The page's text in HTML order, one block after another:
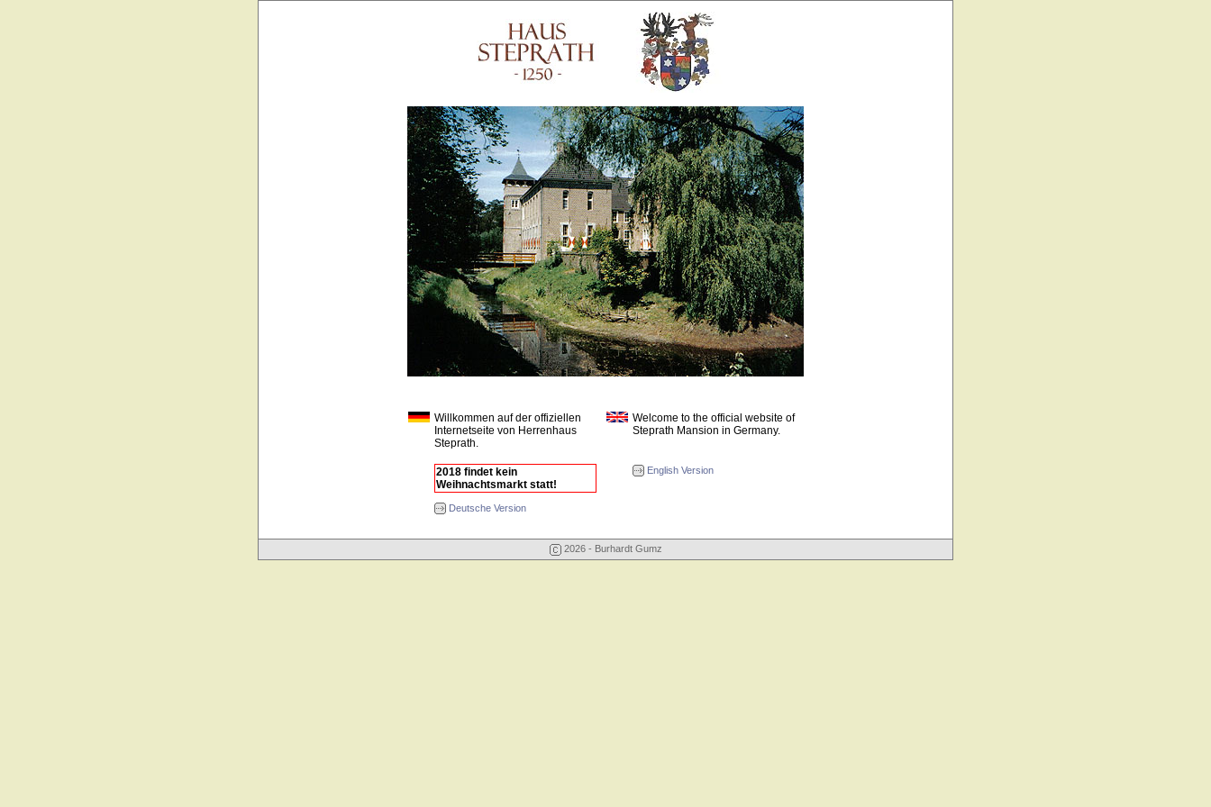
Willkommen auf der offiziellen
Internetseite von Herrenhaus
Steprath.
2018 findet kein
Weihnachtsmarkt statt!
Deutsche Version
Welcome to the official website of
Steprath Mansion in Germany.
English Version
2026 - Burhardt Gumz